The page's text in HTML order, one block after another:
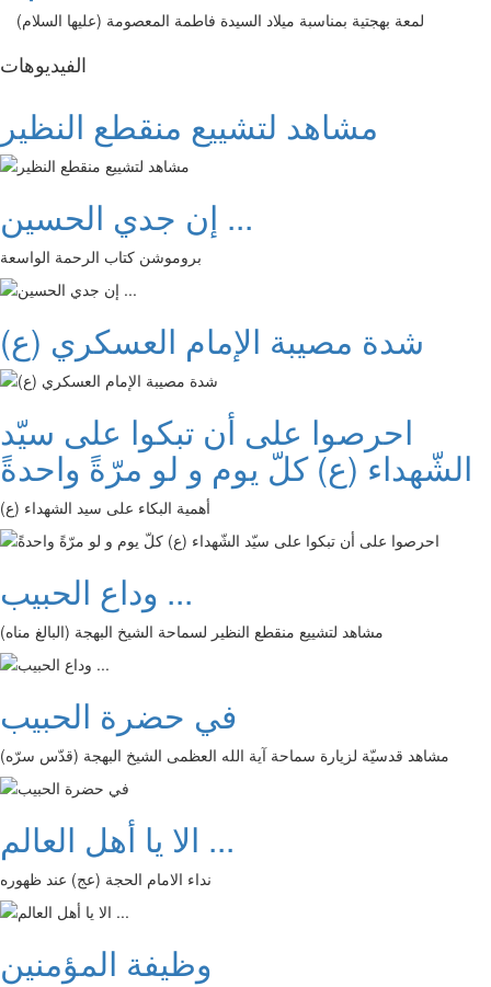
لمعة بهجتية بمناسبة ميلاد السيدة فاطمة المعصومة (عليها السلام)
الفیدیوهات
مشاهد لتشييع منقطع النظير
إن جدي الحسين ...
بروموشن كتاب الرحمة الواسعة
شدة مصيبة الإمام العسكري (ع)
احرصوا على أن تبكوا على سيّد
الشّهداء (ع) كلّ يوم و لو مرّةً واحدةً
أهمية البكاء على سيد الشهداء (ع)
وداع الحبيب ...
مشاهد لتشييع منقطع النظير لسماحة الشيخ البهجة (البالغ مناه)
في حضرة الحبيب
مشاهد قدسيّة لزيارة سماحة آية الله العظمى الشيخ البهجة (قدّس سرّه)
الا يا أهل العالم ...
نداء الامام الحجة (عج) عند ظهوره
وظيفة المؤمنين